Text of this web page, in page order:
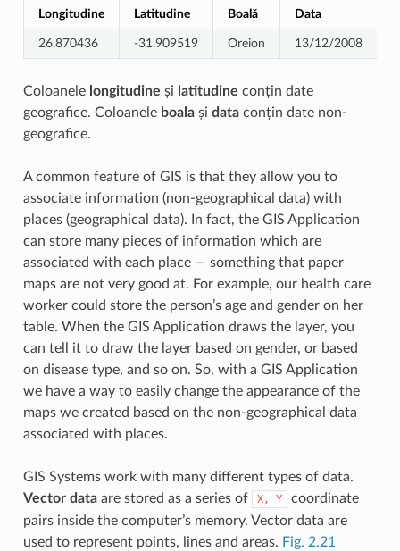
Longitudine Latitudine Boală Data
26.870436 -31.909519 Oreion 13/12/2008
Coloanele longitudine și latitudine conțin date
geografice. Coloanele boalași dataconțin date non-
geografice.
A common feature of GIS is that they allow you to
associate information (non-geographical data) with
places (geographical data). In fact, the GIS Application
can store many pieces of information which are
associated with each place — something that paper
maps are not very good at. For example, our health care
worker could store the person’s age and gender on her
table. When the GIS Application draws the layer, you
can tell it to draw the layer based on gender, or based
on disease type, and so on. So, with a GIS Application
we have a way to easily change the appearance of the
maps we created based on the non-geographical data
associated with places.
GIS Systems work with many different types of data.
Vector dataare stored as a series of X, Y
coordinate
pairs inside the computer’s memory. Vector data are
used to represent points, lines and areas. Fig. 2.21